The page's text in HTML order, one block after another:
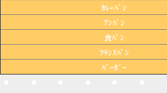
ｶﾚｰﾊﾟﾝ
ｱﾝﾊﾟﾝ
食ﾊﾟﾝ
ﾌﾗﾝｽﾊﾟﾝ
ﾊﾞｰｶﾞｰ